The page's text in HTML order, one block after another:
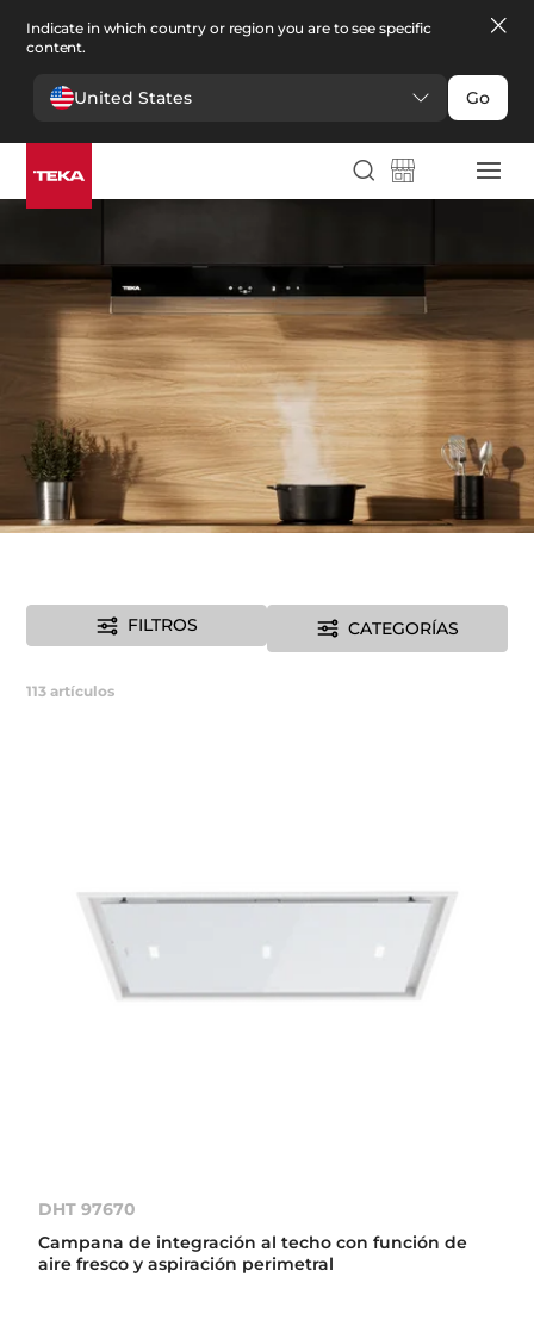
Indicate in which country or region you are to see specific
content.
United States Go
Cocina >Campanas
Campanas
FILTROS CATEGORÍAS
113 artículos
DHT 97670
Campana de integración al techo con función de
aire fresco y aspiración perimetral